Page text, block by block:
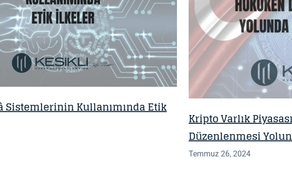
Sistemlerinin Kullanımında Etik
Kripto Varlık
Düzenlenmesi
Temmuz 26, 2024